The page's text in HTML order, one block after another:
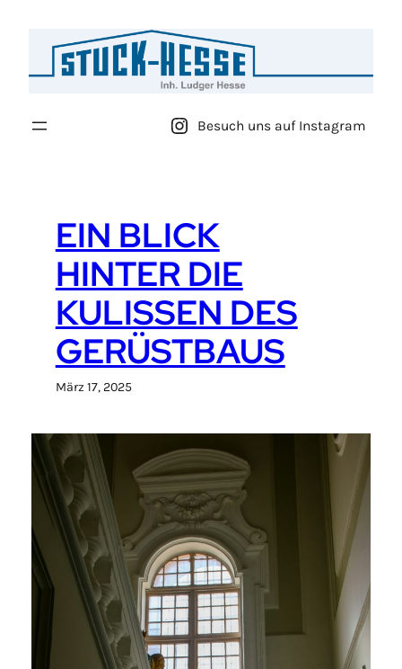
Besuch uns auf Instagram
EIN BLICK
HINTER DIE
KULISSEN DES
GERÜSTBAUS
März 17, 2025